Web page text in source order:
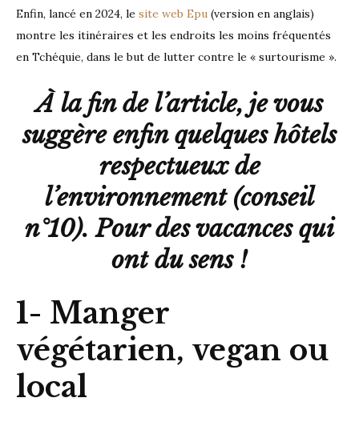
Enfin, lancé en 2024, le site web Epu (version en anglais)
montre les itinéraires et les endroits les moins fréquentés
en Tchéquie, dans le but de lutter contre le « surtourisme ».
À la fin de l’article, je vous
suggère enfin quelques hôtels
respectueux de
l’environnement (conseil
n°10). Pour des vacances qui
ont du sens !
1- Manger
végétarien, vegan ou
local